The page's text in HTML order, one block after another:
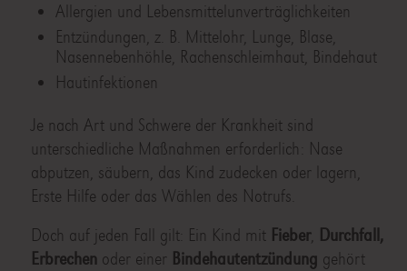
Allergien und Lebensmittelunverträglichkeiten
Entzündungen, z. B. Mittelohr, Lunge, Blase,
Nasennebenhöhle, Rachenschleimhaut, Bindehaut
Hautinfektionen
Je nach Art und Schwere der Krankheit sind
unterschiedliche Maßnahmen erforderlich: Nase
abputzen, säubern, das Kind zudecken oder lagern,
Erste Hilfe oder das Wählen des Notrufs.
Doch auf jeden Fall gilt: Ein Kind mit Fieber, Durchfall,
Erbrechen oder einer Bindehautentzündung gehört